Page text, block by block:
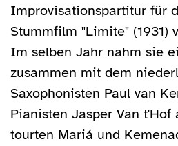
Improvisationspartitur für
Stummfilm "Limite" (1931)
Im selben Jahr nahm sie
zusammen mit dem
Saxophonisten Paul van
Pianisten Jasper Van t'Hof
tourten Mariá und